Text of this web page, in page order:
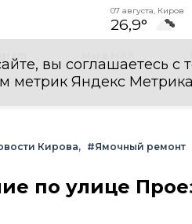
07 августа, Киров
26,9°
вы соглашаетесь
метрик Яндекс
Кирова #Ямочный ремонт
по улице